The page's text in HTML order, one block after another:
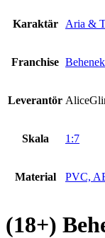
Karaktär Aria &
Franchise
Leverantör
Skala 1:7
Material PVC,
(18+)